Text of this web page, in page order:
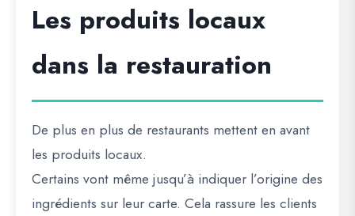
Les produits locaux
dans la restauration
De plus en plus de restaurants mettent en avant
les produits locaux.
Certains vont même jusqu’à indiquer l’origine des
ingrédients sur leur carte. Cela rassure les clients